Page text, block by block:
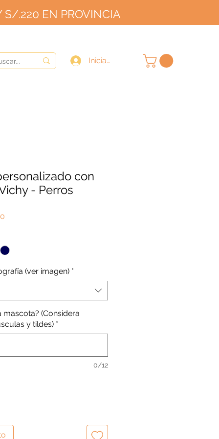
S/.220 EN PROVINCIA
Iniciar sesión
con
- Perros
(ver imagen) *
(Considera
y tildes) *
0/12